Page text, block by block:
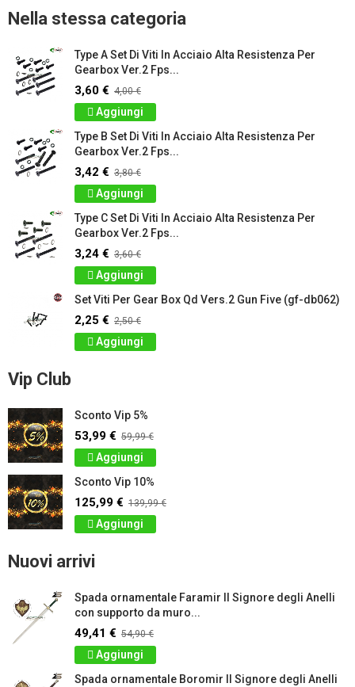
Nella stessa categoria
Type A Set Di Viti In Acciaio Alta Resistenza Per
Gearbox Ver.2 Fps...
3,60 € 4,00 €
Aggiungi
Type B Set Di Viti In Acciaio Alta Resistenza Per
Gearbox Ver.2 Fps...
3,42 € 3,80 €
Aggiungi
Type C Set Di Viti In Acciaio Alta Resistenza Per
Gearbox Ver.2 Fps...
3,24 € 3,60 €
Aggiungi
Set Viti Per Gear Box Qd Vers.2 Gun Five (gf-db062)
2,25 € 2,50 €
Aggiungi
Vip Club
Sconto Vip 5%
53,99 € 59,99 €
Aggiungi
Sconto Vip 10%
125,99 € 139,99 €
Aggiungi
Nuovi arrivi
Spada ornamentale Faramir Il Signore degli Anelli
con supporto da muro...
49,41 € 54,90 €
Aggiungi
Spada ornamentale Boromir Il Signore degli Anelli